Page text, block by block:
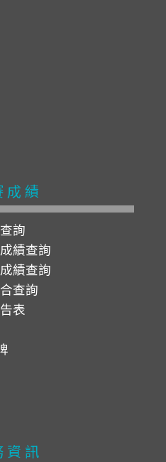
成績
詢
績查詢
績查詢
查詢
表
資訊